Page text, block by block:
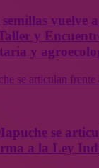
vuelve
y
y
se articulan frente
se
a la Ley